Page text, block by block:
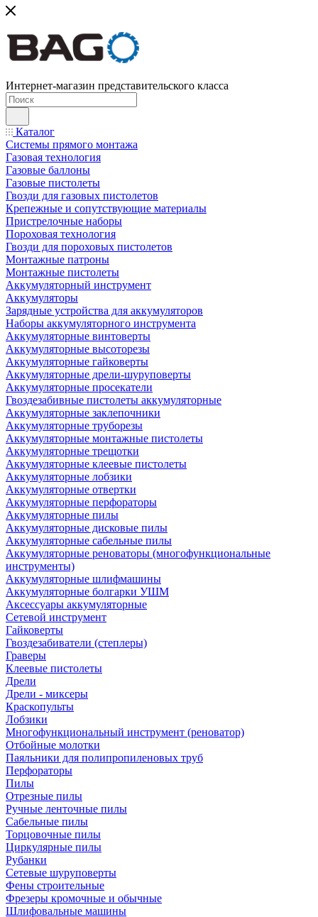
Интернет-магазин представительского класса
Каталог
Системы прямого монтажа
Газовая технология
Газовые баллоны
Газовые пистолеты
Гвозди для газовых пистолетов
Крепежные и сопутствующие материалы
Пристрелочные наборы
Пороховая технология
Гвозди для пороховых пистолетов
Монтажные патроны
Монтажные пистолеты
Аккумуляторный инструмент
Аккумуляторы
Зарядные устройства для аккумуляторов
Наборы аккумуляторного инструмента
Аккумуляторные винтоверты
Аккумуляторные высоторезы
Аккумуляторные гайковерты
Аккумуляторные дрели-шуруповерты
Аккумуляторные просекатели
Гвоздезабивные пистолеты аккумуляторные
Аккумуляторные заклепочники
Аккумуляторные труборезы
Аккумуляторные монтажные пистолеты
Аккумуляторные трещотки
Аккумуляторные клеевые пистолеты
Аккумуляторные лобзики
Аккумуляторные отвертки
Аккумуляторные перфораторы
Аккумуляторные пилы
Аккумуляторные дисковые пилы
Аккумуляторные сабельные пилы
Аккумуляторные реноваторы (многофункциональные
инструменты)
Аккумуляторные шлифмашины
Аккумуляторные болгарки УШМ
Аксессуары аккумуляторные
Сетевой инструмент
Гайковерты
Гвоздезабиватели (степлеры)
Граверы
Клеевые пистолеты
Дрели
Дрели - миксеры
Краскопульты
Лобзики
Многофункциональный инструмент (реноватор)
Отбойные молотки
Паяльники для полипропиленовых труб
Перфораторы
Пилы
Отрезные пилы
Ручные ленточные пилы
Сабельные пилы
Торцовочные пилы
Циркулярные пилы
Рубанки
Сетевые шуруповерты
Фены строительные
Фрезеры кромочные и обычные
Шлифовальные машины